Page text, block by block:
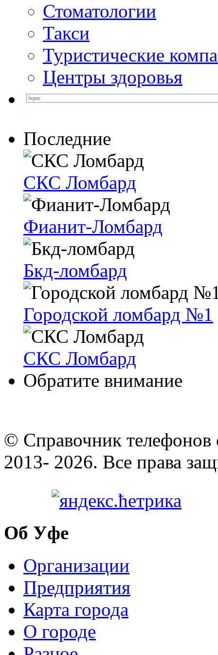
Стоматологии
Такси
Туристические
Центры здоровья
Последние
СКС Ломбард
Фианит-Ломбард
Бкд-ломбард
Городской ломбард №1
СКС Ломбард
Обратите внимание
© Cправочник телефонов
2013- 2026. Все права
Об Уфе
Организации
Предприятия
Карта города
О городе